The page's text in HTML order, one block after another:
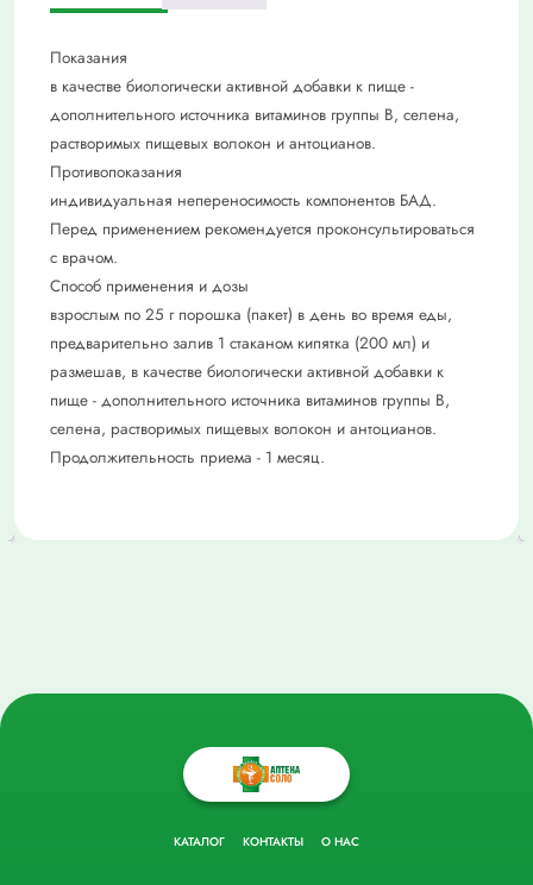
Показания
в качестве биологически активной добавки к пище -
дополнительного источника витаминов группы В, селена,
растворимых пищевых волокон и антоцианов.
Противопоказания
индивидуальная непереносимость компонентов БАД.
Перед применением рекомендуется проконсультироваться
с врачом.
Способ применения и дозы
взрослым по 25 г порошка (пакет) в день во время еды,
предварительно залив 1 стаканом кипятка (200 мл) и
размешав, в качестве биологически активной добавки к
пище - дополнительного источника витаминов группы В,
селена, растворимых пищевых волокон и антоцианов.
Продолжительность приема - 1 месяц.
КАТАЛОГ КОНТАКТЫ О НАС